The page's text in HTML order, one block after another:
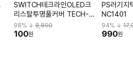
SWITCH테크라인OLED크
리스탈투명풀커버 TECH-
OLEDCOVER
98% ↓8,800
100원
PS러기지
NC1401
94% ↓
990원